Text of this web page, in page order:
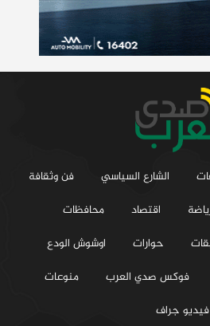
الشارع السياسي
فن وثقافة
اقتصاد
محافظات
حوارات
اوشوش الودع
فوكس صدي العرب
منوعات
فيديو جراف